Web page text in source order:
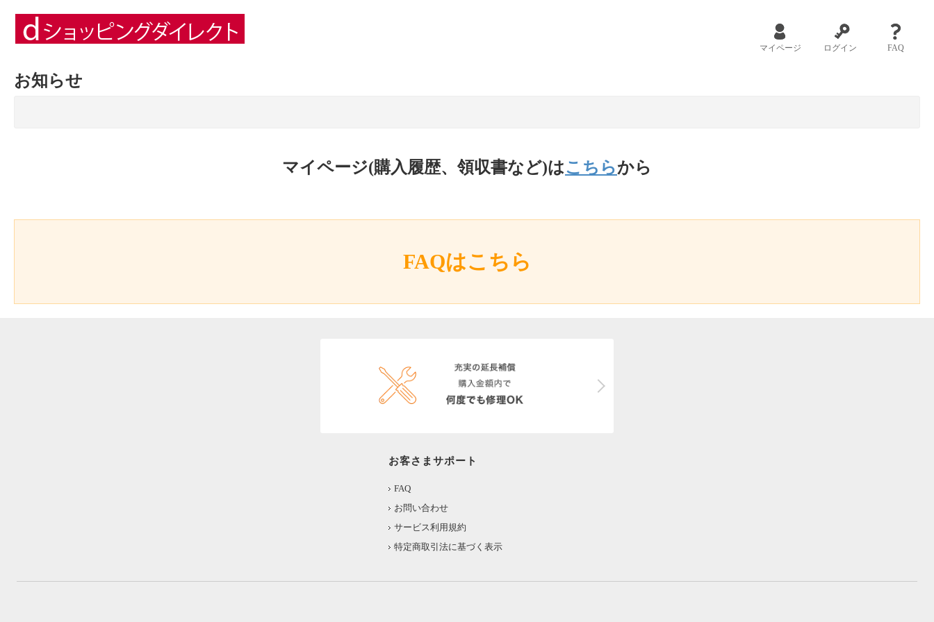
マイページ ログイン FAQ
お知らせ
マイページ(購入履歴、領収書など)はこちらから
FAQはこちら
お客さまサポート
FAQ
お問い合わせ
サービス利用規約
特定商取引法に基づく表示